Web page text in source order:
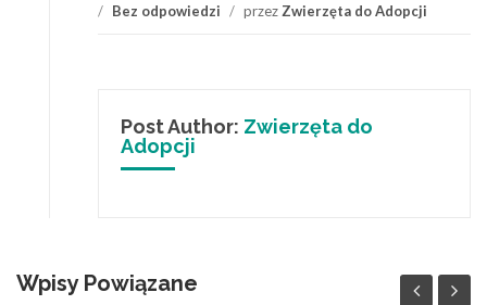
/ Bez odpowiedzi / przez Zwierzęta do Adopcji
Post Author: Zwierzęta do
Adopcji
Wpisy Powiązane